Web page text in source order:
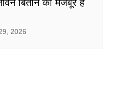
बिताने को मजबूर हैं
2026